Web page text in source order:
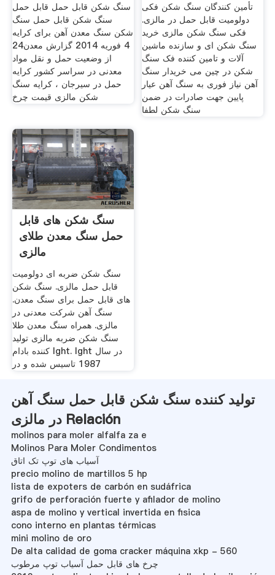
سنگ شکن قابل حمل قابل حمل
سنگ شکن قابل حمل سنگ
شکن سنگ معدن آهن برای کرایه
4 فوریه 2014 گزارش معدن24
از وضعیت حمل و نقل مواد
معدنی در سراسر کشور کرایه
حمل در سیرجان ، کرایه سنگ
شکن مالزی قیمت چرخ
تأمین کنندگان سنگ شکن فکی
دولومیت قابل حمل در مالزی.
فکی سنگ شکن مالزی خرید
سنگ شکن ای و سازنده ماشین
آلات و تامین کننده فک سنگ
شکن در چین می خریدار سنگ
آهن نیاز فوری به سنگ آهن عیار
پایین جهت صادرات در ضمن
سنگ شکن لطفا
سنگ شکن های قابل
حمل سنگ معدن طلای
مالزی
سنگ شکن ضربه ای دولومیت
قابل حمل مالزی. سنگ شکن
های قابل حمل برای سنگ معدن.
سنگ آهن شرکت معدنی در
مالزی. همراه سنگ معدن طلا
سنگ شکن ضربه مالزی تولید
کننده بادام lght. lght در سال
1987 تاسیس شده و در
تولید کننده سنگ شکن قابل حمل سنگ آهن
در مالزی Relación
molinos para moler alfalfa za e
Molinos Para Moler Condimentos
آسیاب های توپ تک اتاق
precio molino de martillos 5 hp
lista de expoters de carbón en sudáfrica
grifo de perforación fuerte y afilador de molino
aspa de molino y vertical invertida en fisica
cono interno en plantas térmicas
mini molino de oro
De alta calidad de goma cracker máquina xkp - 560
چرخ های قابل حمل آسیاب توپ مرطوب